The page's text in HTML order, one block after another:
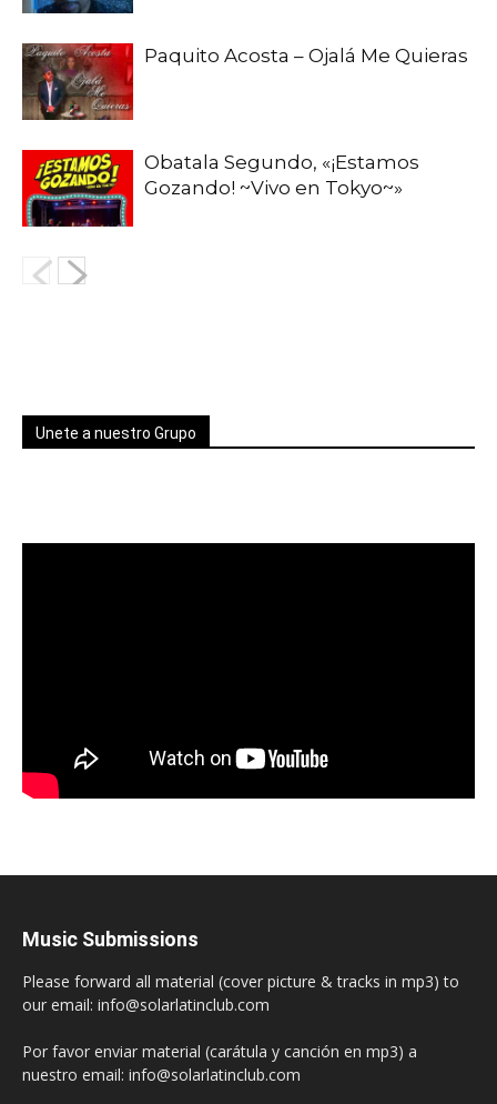
Paquito Acosta – Ojalá Me Quieras
Obatala Segundo, «¡Estamos
Gozando! ~Vivo en Tokyo~»
Unete a nuestro Grupo
Music Submissions
Please forward all material (cover picture & tracks in mp3) to
our email: info@solarlatinclub.com
Por favor enviar material (carátula y canción en mp3) a
nuestro email: info@solarlatinclub.com